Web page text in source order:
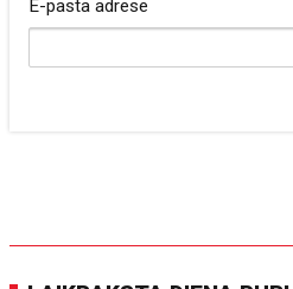
E-pasta adrese